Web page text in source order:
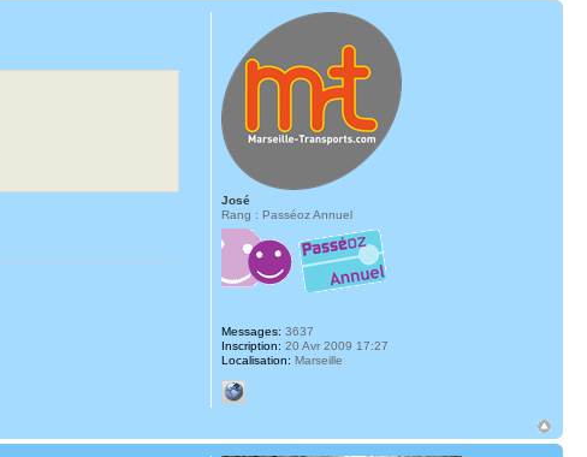
José
Rang : Passéoz Annuel
Messages: 3637
Inscription: 20 Avr 2009 17:27
Localisation: Marseille